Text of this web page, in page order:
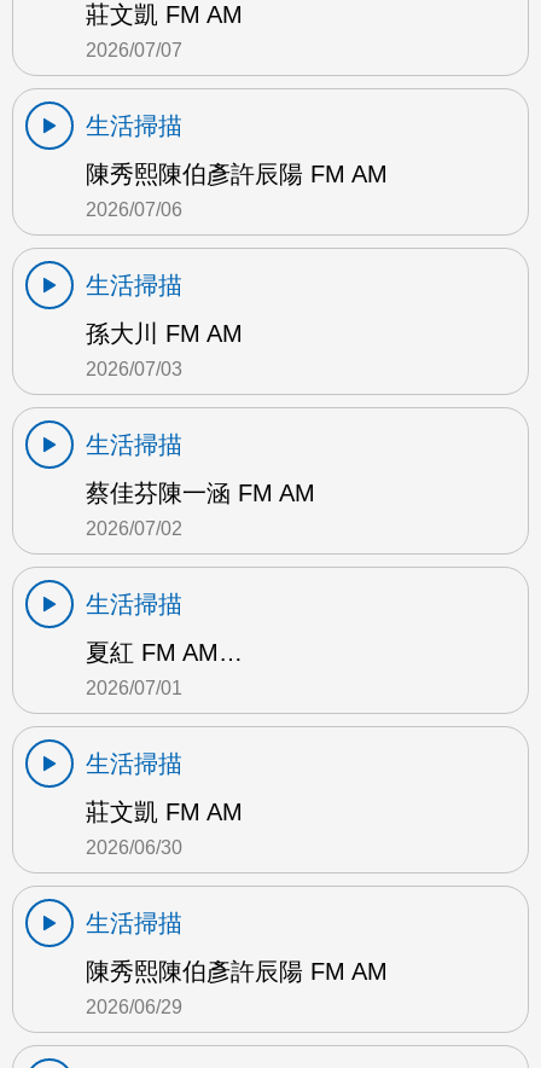
莊文凱 FM AM
2026/07/07
生活掃描
陳秀熙陳伯彥許辰陽 FM AM
2026/07/06
生活掃描
孫大川 FM AM
2026/07/03
生活掃描
蔡佳芬陳一涵 FM AM
2026/07/02
生活掃描
夏紅 FM AM…
2026/07/01
生活掃描
莊文凱 FM AM
2026/06/30
生活掃描
陳秀熙陳伯彥許辰陽 FM AM
2026/06/29